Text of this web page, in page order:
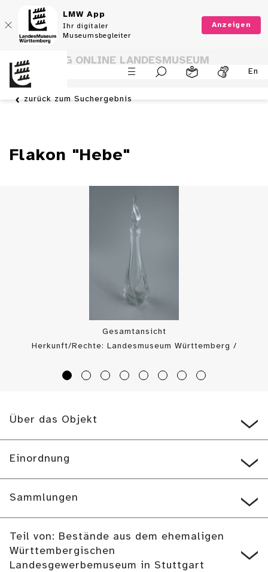
LMW App
Ihr digitaler
Museumsbegleiter
Anzeigen
En
SAMMLUNG ONLINE LANDESMUSEUM
WÜRTTEMBERG
zurück zum Suchergebnis
Flakon "Hebe"
Gesamtansicht
Herkunft/Rechte: Landesmuseum Württemberg /
Über das Objekt
Einordnung
Sammlungen
Teil von: Bestände aus dem ehemaligen
Württembergischen
Landesgewerbemuseum in Stuttgart